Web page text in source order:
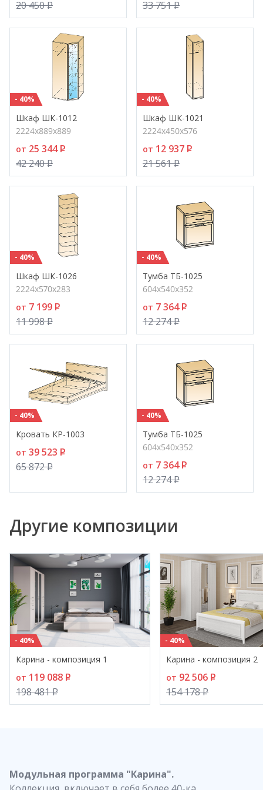
20 450P 33 751P
- 40%
Шкаф ШК-1012
2224х889х889
от 25 344P
42 240P
- 40%
Шкаф ШК-1021
2224х450х576
от 12 937 P
21 561P
- 40%
Шкаф ШК-1026
2224х570х283
от 7 199 P
11 998P
- 40%
Тумба ТБ-1025
604х540х352
от 7 364P
12 274P
- 40%
Кровать КР-1003
от 39 523 P
65 872P
- 40%
Тумба ТБ-1025
604х540х352
от 7 364P
12 274P
Другие композиции
- 40%
Карина - композиция 1
от 119 088 P
198 481P
- 40%
Карина - композиция 2
от 92 506 P
154 178P
Модульная программа "Карина".